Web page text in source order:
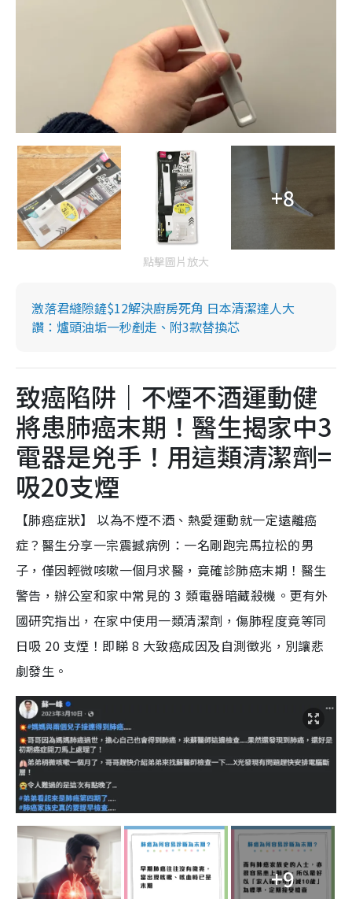
+8
點擊圖片放大
激落君縫隙鏟$12解決廚房死角 日本清潔達人大
讚：爐頭油垢一秒剷走、附3款替換芯
致癌陷阱｜不煙不酒運動健
將患肺癌末期！醫生揭家中3
電器是兇手！用這類清潔劑=
吸20支煙
【肺癌症狀】 以為不煙不酒、熱愛運動就一定遠離癌
症？醫生分享一宗震撼病例：一名剛跑完馬拉松的男
子，僅因輕微咳嗽一個月求醫，竟確診肺癌末期！醫生
警告，辦公室和家中常見的 3 類電器暗藏殺機。更有外
國研究指出，在家中使用一類清潔劑，傷肺程度竟等同
日吸 20 支煙！即睇 8 大致癌成因及自測徵兆，別讓悲
劇發生。
+9